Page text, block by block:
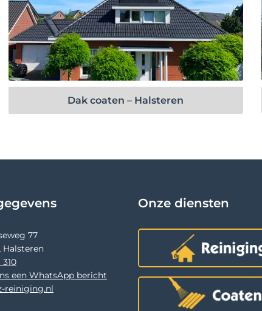
Bekijk project
Dak coaten – Halsteren
77
Halsteren
310
een WhatsApp bericht
reiniging.nl
Onze diensten